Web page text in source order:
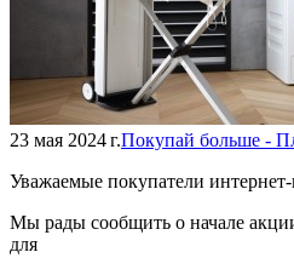
23 мая 2024 г.Покупай больше -
Уважаемые покупатели интернет-
Мы рады сообщить о начале
для